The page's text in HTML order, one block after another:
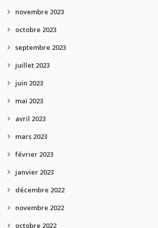
novembre 2023
octobre 2023
septembre 2023
juillet 2023
juin 2023
mai 2023
avril 2023
mars 2023
février 2023
janvier 2023
décembre 2022
novembre 2022
octobre 2022